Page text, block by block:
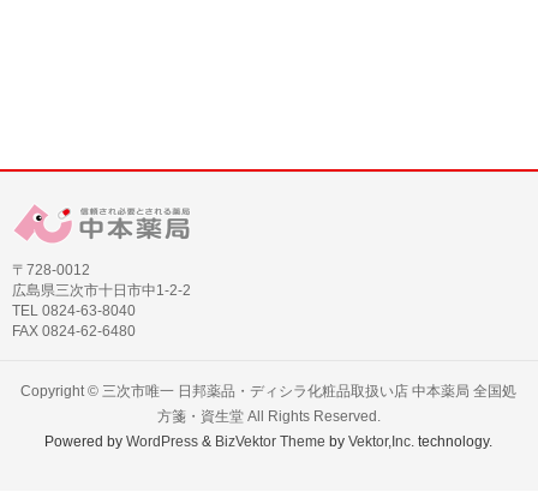
〒728-0012
広島県三次市十日市中1-2-2
TEL 0824-63-8040
FAX 0824-62-6480
Copyright © 三次市唯一 日邦薬品・ディシラ化粧品取扱い店 中本薬局 全国処
方箋・資生堂All Rights Reserved.
Powered byWordPress & BizVektor Theme byVektor,Inc. technology.